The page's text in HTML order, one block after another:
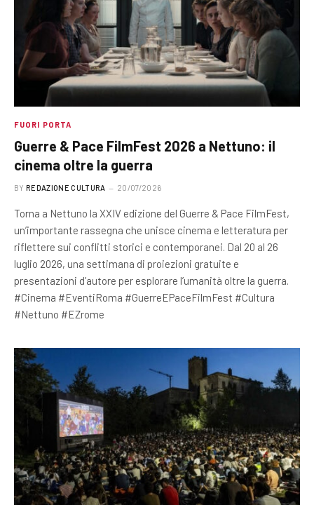
FUORI PORTA
Guerre & Pace FilmFest 2026 a Nettuno: il
cinema oltre la guerra
BY REDAZIONE CULTURA 20/07/2026
Torna a Nettuno la XXIV edizione del Guerre & Pace FilmFest,
un’importante rassegna che unisce cinema e letteratura per
riflettere sui conflitti storici e contemporanei. Dal 20 al 26
luglio 2026, una settimana di proiezioni gratuite e
presentazioni d’autore per esplorare l’umanità oltre la guerra.
#Cinema #EventiRoma #GuerreEPaceFilmFest #Cultura
#Nettuno #EZrome